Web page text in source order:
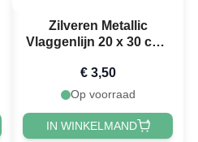
Zilveren Metallic
Vlaggenlijn 20 x 30 cm -
€ 3,50
Op voorraad
IN WINKELMAND